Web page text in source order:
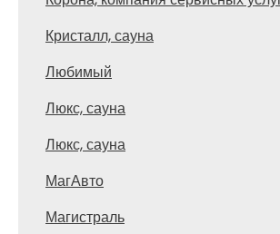
Кристалл, сауна
Любимый
Люкс, сауна
Люкс, сауна
МагАвто
Магистраль